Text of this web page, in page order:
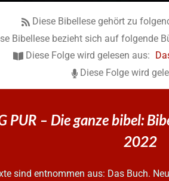
Diese Bibellese gehört zu
Bibellese bezieht sich auf folgende
Diese Folge wird gelesen aus:
Diese Folge wird
PUR – Die ganze bibel:
2022
sind entnommen aus: Das Buch.